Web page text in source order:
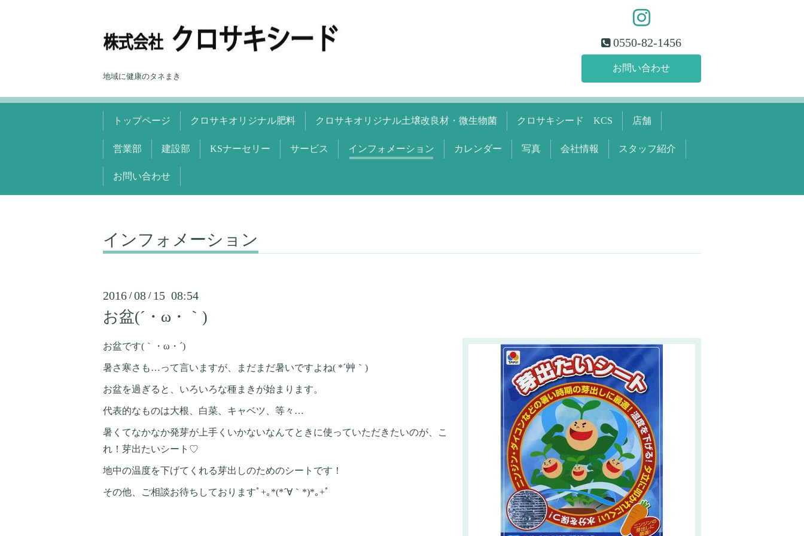
地域に健康のタネまき
0550-82-1456
お問い合わせ
トップページ クロサキオリジナル肥料 クロサキオリジナル土壌改良材・微生物菌 クロサキシード KCS 店舗
営業部 建設部 KSナーセリー サービス インフォメーション カレンダー 写真 会社情報 スタッフ紹介
お問い合わせ
インフォメーション
2016 /08 / 15 08:54
お盆(´・ω・｀)
お盆です(｀・ω・´)
暑さ寒さも…って言いますが、まだまだ暑いですよね( *´艸｀)
お盆を過ぎると、いろいろな種まきが始まります。
代表的なものは大根、白菜、キャベツ、等々…
暑くてなかなか発芽が上手くいかないなんてときに使っていただきたいのが、こ
れ！芽出たいシート♡
地中の温度を下げてくれる芽出しのためのシートです！
その他、ご相談お待ちしておりますﾟ+｡*(*´∀｀*)*｡+ﾟ